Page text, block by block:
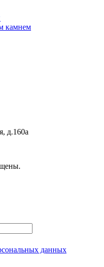
камнем
д.160а
данных